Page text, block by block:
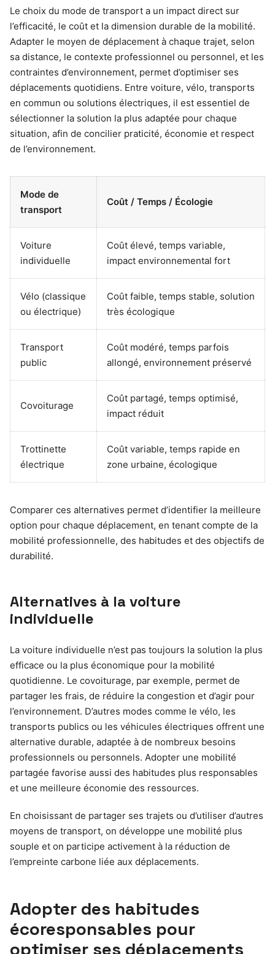
Le choix du mode de transport a un impact direct sur
l’efficacité, le coût et la dimension durable de la mobilité.
Adapter le moyen de déplacement à chaque trajet, selon
sa distance, le contexte professionnel ou personnel, et les
contraintes d’environnement, permet d’optimiser ses
déplacements quotidiens. Entre voiture, vélo, transports
en commun ou solutions électriques, il est essentiel de
sélectionner la solution la plus adaptée pour chaque
situation, afin de concilier praticité, économie et respect
de l’environnement.
Mode de
transport
Coût / Temps / Écologie
Voiture
individuelle
Coût élevé, temps variable,
impact environnemental fort
Vélo (classique
ou électrique)
Coût faible, temps stable, solution
très écologique
Transport
public
Coût modéré, temps parfois
allongé, environnement préservé
Covoiturage
Coût partagé, temps optimisé,
impact réduit
Trottinette
électrique
Coût variable, temps rapide en
zone urbaine, écologique
Comparer ces alternatives permet d’identifier la meilleure
option pour chaque déplacement, en tenant compte de la
mobilité professionnelle, des habitudes et des objectifs de
durabilité.
Alternatives à la voiture
individuelle
La voiture individuelle n’est pas toujours la solution la plus
efficace ou la plus économique pour la mobilité
quotidienne. Le covoiturage, par exemple, permet de
partager les frais, de réduire la congestion et d’agir pour
l’environnement. D’autres modes comme le vélo, les
transports publics ou les véhicules électriques offrent une
alternative durable, adaptée à de nombreux besoins
professionnels ou personnels. Adopter une mobilité
partagée favorise aussi des habitudes plus responsables
et une meilleure économie des ressources.
En choisissant de partager ses trajets ou d’utiliser d’autres
moyens de transport, on développe une mobilité plus
souple et on participe activement à la réduction de
l’empreinte carbone liée aux déplacements.
Adopter des habitudes
écoresponsables pour
optimiser ses déplacements